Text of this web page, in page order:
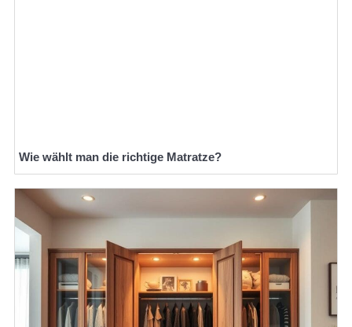
Wie wählt man die richtige Matratze?